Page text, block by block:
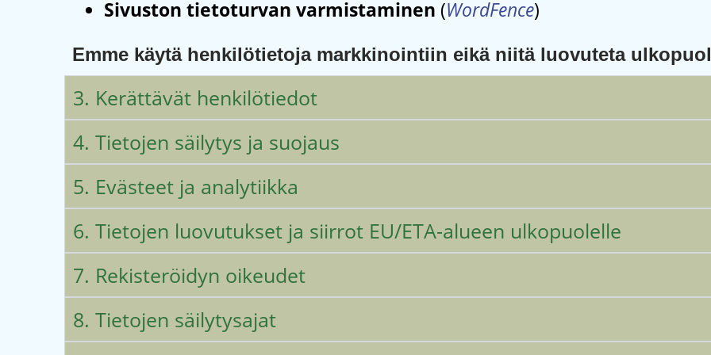
Sivuston tietoturvan varmistaminen (WordFence)
Emme käytä henkilötietoja markkinointiin eikä niitä luovuteta
3. Kerättävät henkilötiedot
4. Tietojen säilytys ja suojaus
5. Evästeet ja analytiikka
6. Tietojen luovutukset ja siirrot EU/ETA-alueen ulkopuolelle
7. Rekisteröidyn oikeudet
8. Tietojen säilytysajat